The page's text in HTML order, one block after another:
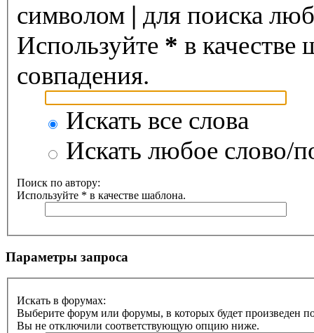
символом | для поиска
Используйте * в качестве
совпадения.
Искать все слова
Искать любое слово/
Поиск по автору:
Используйте * в качестве шаблона.
Параметры запроса
Искать в форумах:
Выберите форум или форумы, в которых будет произведен
Вы не отключили соответствующую опцию ниже.